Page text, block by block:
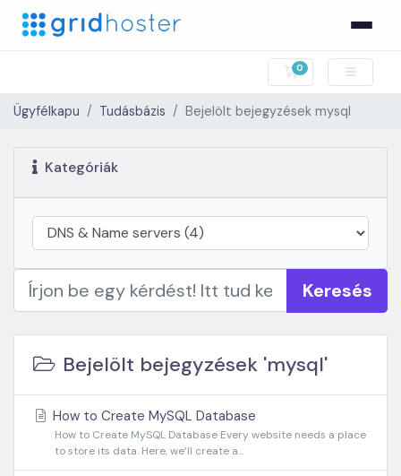
0
Bevásárlókosár
Ügyfélkapu Tudásbázis Bejelölt bejegyzések mysql
Kategóriák
Keresés
Bejelölt bejegyzések 'mysql'
How to Create MySQL Database
How to Create MySQL Database Every website needs a place
to store its data. Here, we’ll create a...